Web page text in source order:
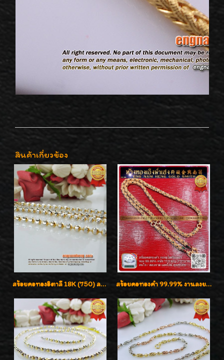
สินค้าเกี่ยวข้อง
สร้อยคอทองอิตาลี 18K (750) ลายยินตันแกะมูนคัดสวย ลายนี้เงามากๆค่ะ ใส่ทนแข็งแรง สร้อยคอทองคำ 99.99% งานลงยาสุโขทัยแท้ งานช่างทองโบราณ หรูหรา น่าสะสมค่ะ